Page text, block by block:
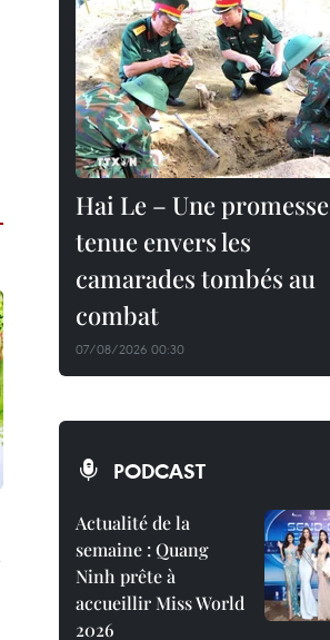
Hai Le – Une promesse
tenue envers les
camarades tombés au
combat
07/08/2026 00:30
PODCAST
Actualité de la
semaine : Quang
Ninh prête à
accueillir Miss World
2026